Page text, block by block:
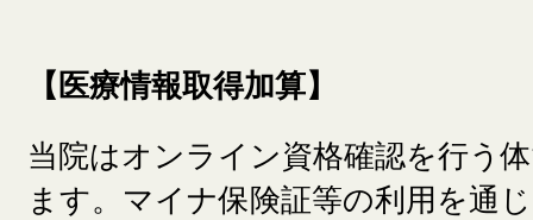
【医療情報取得加算】
当院はオンライン資格確認を行う
ます。マイナ保険証等の利用を通